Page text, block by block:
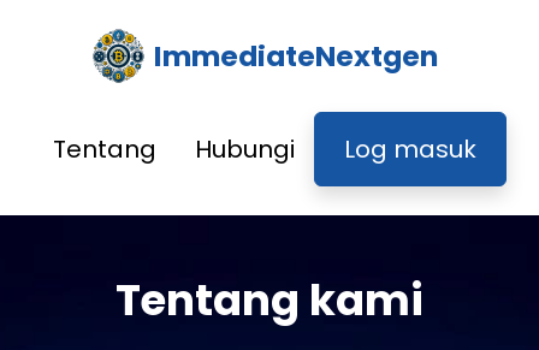
ImmediateNextgen
Tentang Hubungi Log masuk
Tentang kami